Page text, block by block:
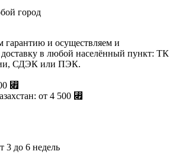
город
гарантию и осуществляем и
в любой населённый пункт: ТК
СДЭК или ПЭК.
⃏
от 4 500 ⃏
3 до 6 недель